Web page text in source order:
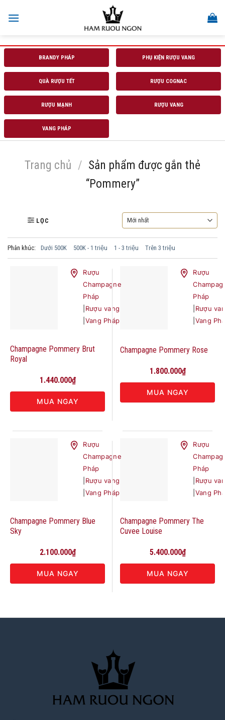
BRANDY PHÁP PHỤ KIỆN RƯỢU VANG
QUÀ RƯỢU TẾT RƯỢU COGNAC
RƯỢU MẠNH RƯỢU VANG
VANG PHÁP
Trang chủ / Sản phẩm được gắn thẻ
“Pommery”
LỌC
Phân khúc: Dưới 500K 500K - 1 triệu 1 - 3 triệu Trên 3 triệu
Rượu
Champagne
Pháp
Rượu vang
Vang Pháp
Champagne Pommery Brut
Royal
1.440.000₫
MUA NGAY
Rượu
Pháp
Rượu
Vang
Champagne Pommery Rose
1.800.000₫
MUA NGAY
Rượu
Champagne
Pháp
Rượu vang
Vang Pháp
Champagne Pommery Blue
Sky
2.100.000₫
MUA NGAY
Rượu
Pháp
Rượu
Vang
Champagne Pommery The
Cuvee Louise
5.400.000₫
MUA NGAY